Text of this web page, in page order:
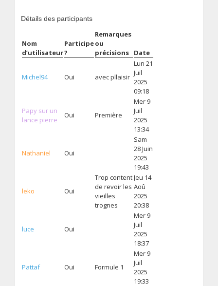
Détails des participants
Nom
d’utilisateur
Participe
?
Remarques
ou
précisions
Date
Michel94 Oui avec pllaisir
Lun 21
Juil
2025
09:18
Papy sur un
lance pierre
Oui Première
Mer 9
Juil
2025
13:34
Nathaniel Oui
Sam
28 Juin
2025
19:43
leko Oui
Trop content
de revoir les
vieilles
trognes
Jeu 14
Aoû
2025
20:38
luce Oui
Mer 9
Juil
2025
18:37
Pattaf Oui Formule 1
Mer 9
Juil
2025
19:33